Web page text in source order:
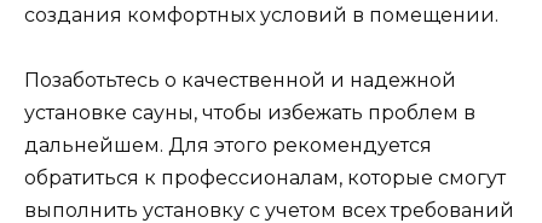
создания комфортных условий в помещении.
Позаботьтесь о качественной и надежной
установке сауны, чтобы избежать проблем в
дальнейшем. Для этого рекомендуется
обратиться к профессионалам, которые смогут
выполнить установку с учетом всех требований